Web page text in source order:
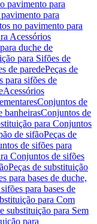
pavimento para
para
no pavimento para
Acessórios
duche de
para Sifões de
de paredePeças de
para sifões de
Acessórios
Conjuntos de
banheirasConjuntos de
para Conjuntos
de sifãoPeças de
de sifões para
Conjuntos de sifões
Peças de substituição
para bases de duche,
para bases de
para Com
substituição para Sem
para